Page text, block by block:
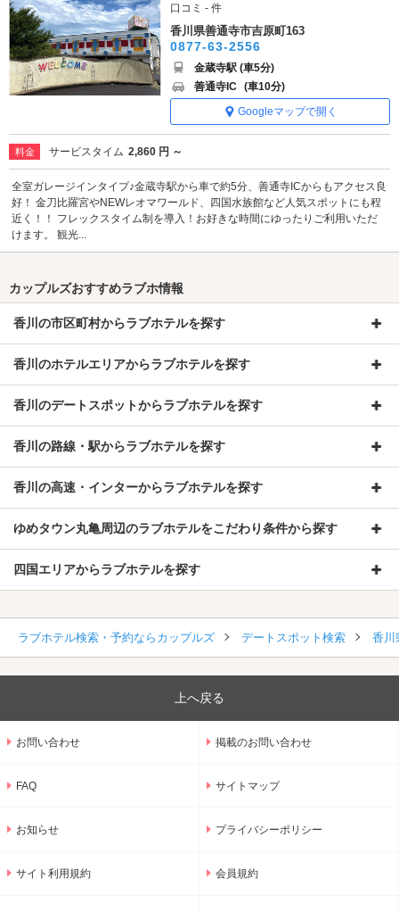
口コミ - 件
香川県善通寺市吉原町163
0877-63-2556
金蔵寺駅 (車5分)
善通寺IC (車10分)
Googleマップで開く
料金 サービスタイム 2,860 円 ～
全室ガレージインタイプ♪金蔵寺駅から車で約5分、善通寺ICからもアクセス良
好！ 金刀比羅宮やNEWレオマワールド、四国水族館など人気スポットにも程
近く！！ フレックスタイム制を導入！お好きな時間にゆったりご利用いただ
けます。 観光...
カップルズおすすめラブホ情報
香川の市区町村からラブホテルを探す
香川のホテルエリアからラブホテルを探す
香川のデートスポットからラブホテルを探す
香川の路線・駅からラブホテルを探す
香川の高速・インターからラブホテルを探す
ゆめタウン丸亀周辺のラブホテルをこだわり条件から探す
四国エリアからラブホテルを探す
ラブホテル検索・予約ならカップルズ デートスポット検索 香川
上へ戻る
お問い合わせ 掲載のお問い合わせ
FAQ サイトマップ
お知らせ プライバシーポリシー
サイト利用規約 会員規約